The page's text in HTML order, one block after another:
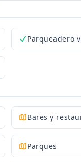
Parqueadero
Bares y
Parques